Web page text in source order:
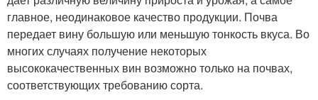
главное, неодинаковое качество продукции. Почва
передает вину большую или меньшую тонкость вкуса. Во
многих случаях получение некоторых
высококачественных вин возможно только на почвах,
соответствующих требованию сорта.